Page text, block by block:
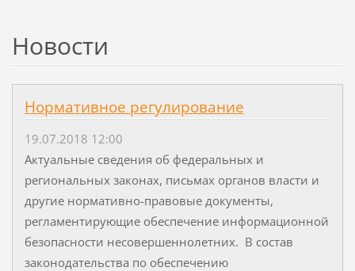
Новости
Нормативное регулирование
19.07.2018 12:00
Актуальные сведения об федеральных и
региональных законах, письмах органов власти и
другие нормативно-правовые документы,
регламентирующие обеспечение информационной
безопасности несовершеннолетних. В состав
законодательства по обеспечению